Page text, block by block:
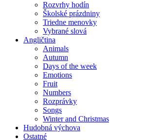
Rozvrhy hodín
Školské prázdniny
Triedne menovky
Vybrané slová
Angličtina
Animals
Autumn
Days of the week
Emotions
Fruit
Numbers
Rozprávky
Songs
Winter and Christmas
Hudobná výchova
Ostatné